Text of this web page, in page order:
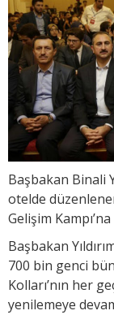
Başbakan Binali
otelde
Gelişim Kampı’na
Başbakan
700 bin genci
Kolları’nın her
yenilemeye